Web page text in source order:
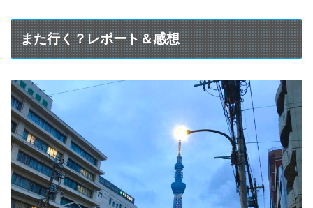
また行く？レポート＆感想